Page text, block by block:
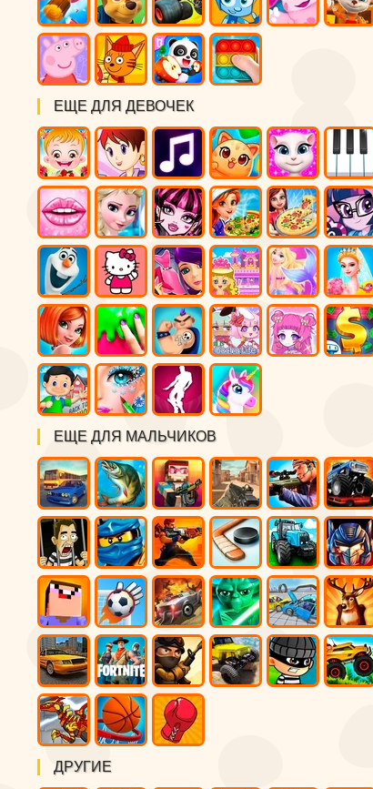
ЕЩЕ ДЛЯ ДЕВОЧЕК
ЕЩЕ ДЛЯ МАЛЬЧИКОВ
ДРУГИЕ